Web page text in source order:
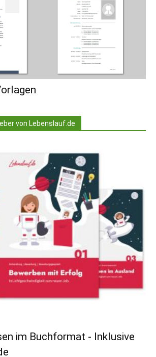
von Lebenslauf.de
im Buchformat - Inklusive